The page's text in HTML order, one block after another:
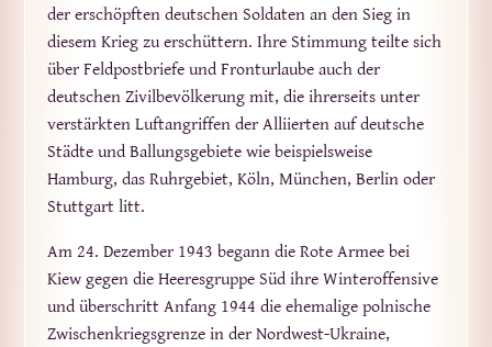
der erschöpften deutschen Soldaten an den Sieg in
diesem Krieg zu erschüttern. Ihre Stimmung teilte sich
über Feldpostbriefe und Fronturlaube auch der
deutschen Zivilbevölkerung mit, die ihrerseits unter
verstärkten Luftangriffen der Alliierten auf deutsche
Städte und Ballungsgebiete wie beispielsweise
Hamburg, das Ruhrgebiet, Köln, München, Berlin oder
Stuttgart litt.
Am 24. Dezember 1943 begann die Rote Armee bei
Kiew gegen die Heeresgruppe Süd ihre Winteroffensive
und überschritt Anfang 1944 die ehemalige polnische
Zwischenkriegsgrenze in der Nordwest-Ukraine,